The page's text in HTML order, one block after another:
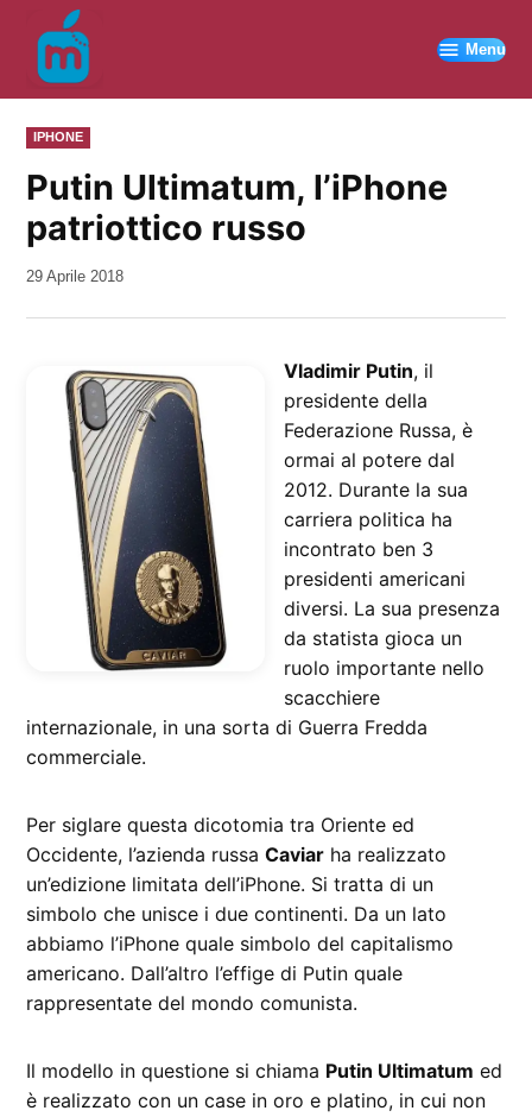
contenuto
Menu
PUBBLICATO
IN
IPHONE
Putin Ultimatum, l’iPhone
patriottico russo
da
29 Aprile 2018
Vladimir Putin, il
presidente della
Federazione Russa, è
ormai al potere dal
2012. Durante la sua
carriera politica ha
incontrato ben 3
presidenti americani
diversi. La sua presenza
da statista gioca un
ruolo importante nello
scacchiere
internazionale, in una sorta di Guerra Fredda
commerciale.
Per siglare questa dicotomia tra Oriente ed
Occidente, l’azienda russaCaviar ha realizzato
un’edizione limitata dell’iPhone. Si tratta di un
simbolo che unisce i due continenti. Da un lato
abbiamo l’iPhone quale simbolo del capitalismo
americano. Dall’altro l’effige di Putin quale
rappresentate del mondo comunista.
Il modello in questione si chiama Putin Ultimatum ed
è realizzato con un case in oro e platino, in cui non